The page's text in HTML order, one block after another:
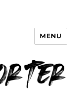
Gamer
MENU